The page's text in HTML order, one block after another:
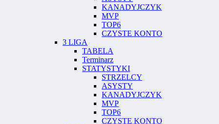
KANADYJCZYK
MVP
TOP6
CZYSTE KONTO
3 LIGA
TABELA
Terminarz
STATYSTYKI
STRZELCY
ASYSTY
KANADYJCZYK
MVP
TOP6
CZYSTE KONTO